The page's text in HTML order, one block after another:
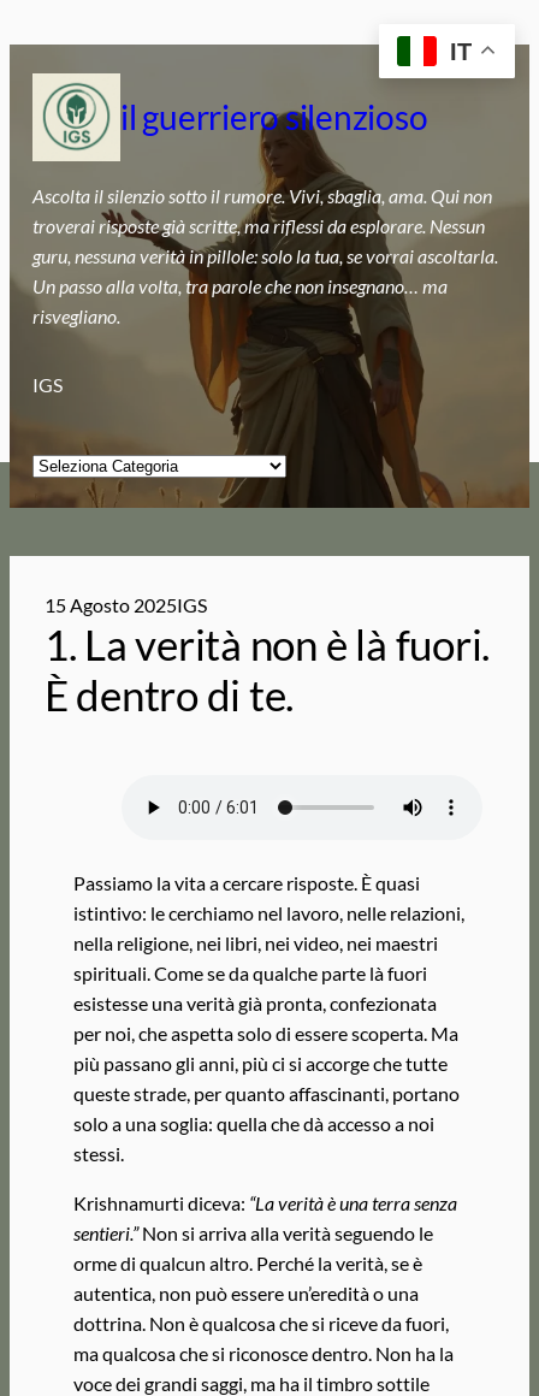
contenuto
il guerriero silenzioso
Ascolta il silenzio sotto il rumore. Vivi, sbaglia, ama. Qui non
troverai risposte già scritte, ma riflessi da esplorare. Nessun
guru, nessuna verità in pillole: solo la tua, se vorrai ascoltarla.
Un passo alla volta, tra parole che non insegnano… ma
risvegliano.
IGS
Categorie
15 Agosto 2025IGS
1. La verità non è là fuori.
È dentro di te.
Passiamo la vita a cercare risposte. È quasi
istintivo: le cerchiamo nel lavoro, nelle relazioni,
nella religione, nei libri, nei video, nei maestri
spirituali. Come se da qualche parte là fuori
esistesse una verità già pronta, confezionata
per noi, che aspetta solo di essere scoperta. Ma
più passano gli anni, più ci si accorge che tutte
queste strade, per quanto affascinanti, portano
solo a una soglia: quella che dà accesso a noi
stessi.
Krishnamurti diceva: “La verità è una terra senza
sentieri.”Non si arriva alla verità seguendo le
orme di qualcun altro. Perché la verità, se è
autentica, non può essere un’eredità o una
dottrina. Non è qualcosa che si riceve da fuori,
ma qualcosa che si riconosce dentro. Non ha la
voce dei grandi saggi, ma ha il timbro sottile
IT